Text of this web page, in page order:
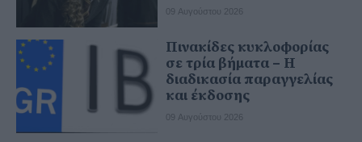
09 Αυγούστου 2026
Πινακίδες κυκλοφορίας
σε τρία βήματα – Η
διαδικασία παραγγελίας
και έκδοσης
09 Αυγούστου 2026